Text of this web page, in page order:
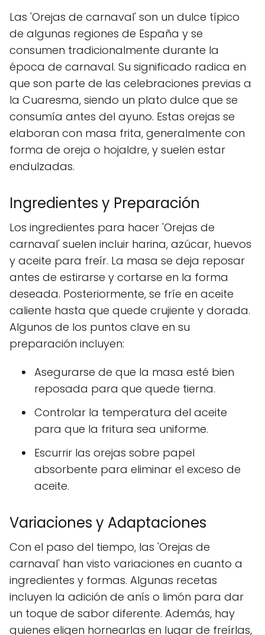
Las 'Orejas de carnaval' son un dulce típico
de algunas regiones de España y se
consumen tradicionalmente durante la
época de carnaval. Su significado radica en
que son parte de las celebraciones previas a
la Cuaresma, siendo un plato dulce que se
consumía antes del ayuno. Estas orejas se
elaboran con masa frita, generalmente con
forma de oreja o hojaldre, y suelen estar
endulzadas.
Ingredientes y Preparación
Los ingredientes para hacer 'Orejas de
carnaval' suelen incluir harina, azúcar, huevos
y aceite para freír. La masa se deja reposar
antes de estirarse y cortarse en la forma
deseada. Posteriormente, se fríe en aceite
caliente hasta que quede crujiente y dorada.
Algunos de los puntos clave en su
preparación incluyen:
Asegurarse de que la masa esté bien
reposada para que quede tierna.
Controlar la temperatura del aceite
para que la fritura sea uniforme.
Escurrir las orejas sobre papel
absorbente para eliminar el exceso de
aceite.
Variaciones y Adaptaciones
Con el paso del tiempo, las 'Orejas de
carnaval' han visto variaciones en cuanto a
ingredientes y formas. Algunas recetas
incluyen la adición de anís o limón para dar
un toque de sabor diferente. Además, hay
quienes eligen hornearlas en lugar de freírlas,